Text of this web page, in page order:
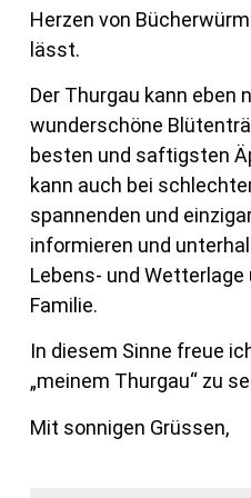
Herzen von
lässt.
Der Thurgau kann eben
wunderschöne
besten und saftigsten
kann auch bei
spannenden und
informieren und
Lebens- und Wetterlage
Familie.
In diesem Sinne freue
„meinem Thurgau“ zu
Mit sonnigen Grüssen,